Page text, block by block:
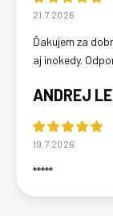
21.7.2026
Ďakujem za
aj inokedy.
ANDREJ
19.7.2026
*****